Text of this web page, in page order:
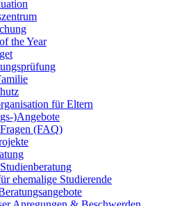
the Year
für Eltern
)Angebote
(FAQ)
ehemalige Studierende